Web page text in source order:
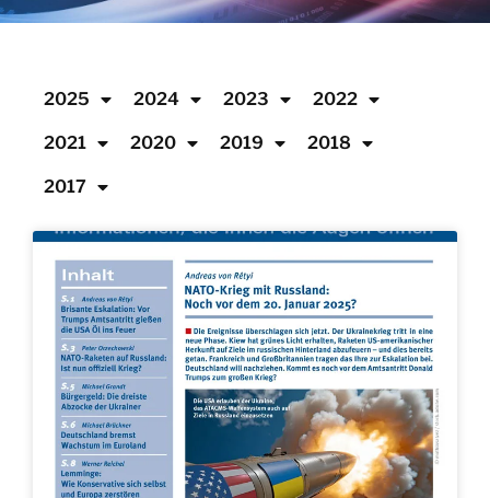
2025 2024 2023 2022
2021 2020 2019 2018
2017